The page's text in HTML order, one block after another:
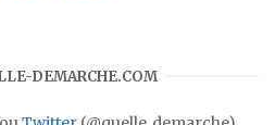
DEMARCHE.COM